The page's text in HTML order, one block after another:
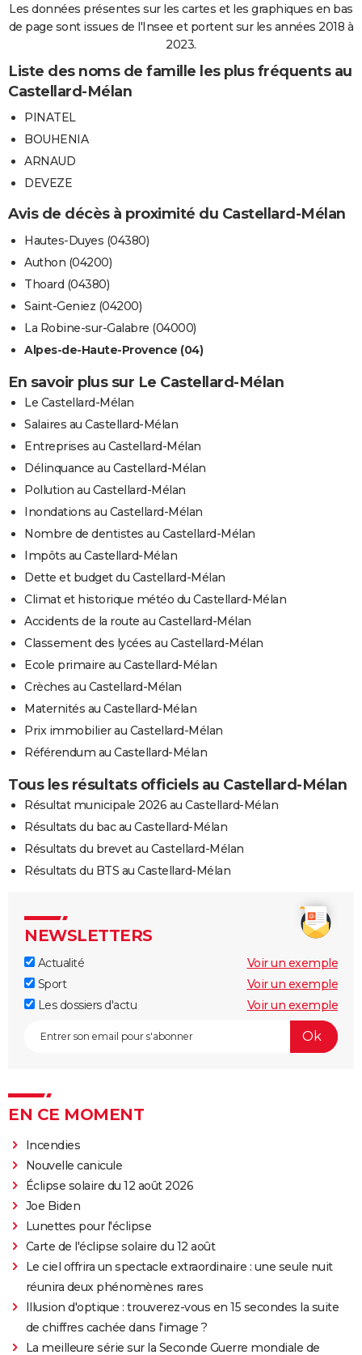
Les données présentes sur les cartes et les graphiques en bas
de page sont issues de l'Insee et portent sur les années 2018 à
2023.
Liste des noms de famille les plus fréquents au
Castellard-Mélan
PINATEL
BOUHENIA
ARNAUD
DEVEZE
Avis de décès à proximité du Castellard-Mélan
Hautes-Duyes (04380)
Authon (04200)
Thoard (04380)
Saint-Geniez (04200)
La Robine-sur-Galabre (04000)
Alpes-de-Haute-Provence (04)
En savoir plus sur Le Castellard-Mélan
Le Castellard-Mélan
Salaires au Castellard-Mélan
Entreprises au Castellard-Mélan
Délinquance au Castellard-Mélan
Pollution au Castellard-Mélan
Inondations au Castellard-Mélan
Nombre de dentistes au Castellard-Mélan
Impôts au Castellard-Mélan
Dette et budget du Castellard-Mélan
Climat et historique météo du Castellard-Mélan
Accidents de la route au Castellard-Mélan
Classement des lycées au Castellard-Mélan
Ecole primaire au Castellard-Mélan
Crèches au Castellard-Mélan
Maternités au Castellard-Mélan
Prix immobilier au Castellard-Mélan
Référendum au Castellard-Mélan
Tous les résultats officiels au Castellard-Mélan
Résultat municipale 2026 au Castellard-Mélan
Résultats du bac au Castellard-Mélan
Résultats du brevet au Castellard-Mélan
Résultats du BTS au Castellard-Mélan
NEWSLETTERS
Actualité
Voir un exemple
Sport
Voir un exemple
Les dossiers d'actu
Voir un exemple
EN CE MOMENT
Incendies
Nouvelle canicule
Éclipse solaire du 12 août 2026
Joe Biden
Lunettes pour l'éclipse
Carte de l'éclipse solaire du 12 août
Le ciel offrira un spectacle extraordinaire : une seule nuit
réunira deux phénomènes rares
Illusion d'optique : trouverez-vous en 15 secondes la suite
de chiffres cachée dans l'image ?
La meilleure série sur la Seconde Guerre mondiale de